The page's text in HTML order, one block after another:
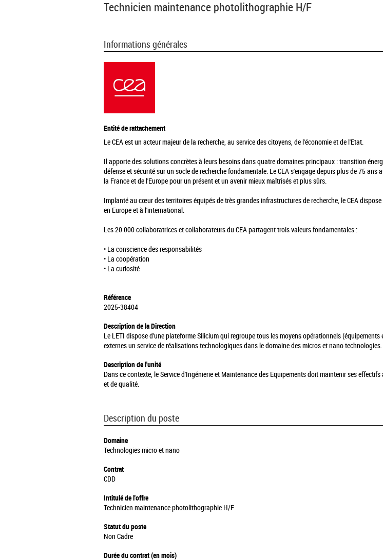
Technicien maintenance photolithographie H/F
Informations générales
Entité de rattachement
Le CEA est un acteur majeur de la recherche, au service des citoyens, de l'économie et de l'Etat.
Il apporte des solutions concrètes à leurs besoins dans quatre domaines principaux : transition
défense et sécurité sur un socle de recherche fondamentale. Le CEA s'engage depuis plus de 75
la France et de l'Europe pour un présent et un avenir mieux maîtrisés et plus sûrs.
Implanté au cœur des territoires équipés de très grandes infrastructures de recherche, le CEA
en Europe et à l'international.
Les 20 000 collaboratrices et collaborateurs du CEA partagent trois valeurs fondamentales :
• La conscience des responsabilités
• La coopération
• La curiosité
Référence
2025-38404
Description de la Direction
Le LETI dispose d'une plateforme Silicium qui regroupe tous les moyens opérationnels
externes un service de réalisations technologiques dans le domaine des micros et nano technologies.
Description de l'unité
Dans ce contexte, le Service d'Ingénierie et Maintenance des Equipements doit maintenir ses
et de qualité.
Description du poste
Domaine
Technologies micro et nano
Contrat
CDD
Intitulé de l'offre
Technicien maintenance photolithographie H/F
Statut du poste
Non Cadre
Durée du contrat (en mois)